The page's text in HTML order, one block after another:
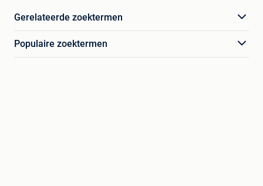
Gerelateerde zoektermen
Populaire zoektermen